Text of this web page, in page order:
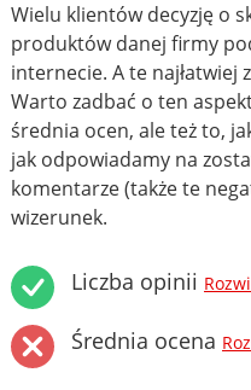
Wielu klientów decyzję o
produktów danej firmy
internecie. A te najłatwiej
Warto zadbać o ten
średnia ocen, ale też to,
jak odpowiadamy na
komentarze (także te
wizerunek.
Liczba opinii
Średnia ocena